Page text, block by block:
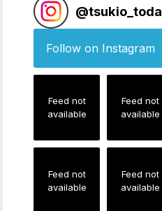
@tsukio_toda
Follow on Instagram
Feed not
available
Feed not
available
Feed not
available
Feed not
available